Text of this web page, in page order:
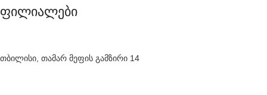
ფილიალები
თბილისი, თამარ მეფის გამზირი 14